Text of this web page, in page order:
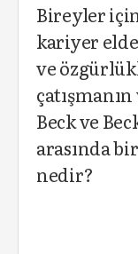
Bireyler
kariyer
ve
Beck ve
arasında
nedir?